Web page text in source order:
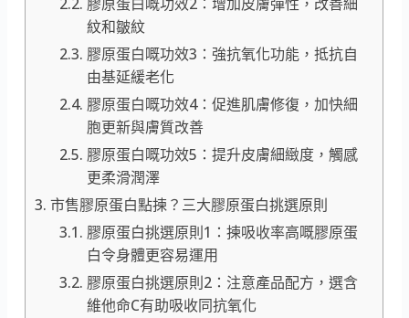
紋和皺紋
膠原蛋白嘅功效3：強抗氧化功能，抵抗自
由基延緩老化
膠原蛋白嘅功效4：促進肌膚修復，加快細
胞更新與膚質改善
膠原蛋白嘅功效5：提升皮膚細緻度，觸感
更柔滑潤澤
市售膠原蛋白點揀？三大膠原蛋白挑選原則
膠原蛋白挑選原則1：揀吸收率高嘅膠原蛋
白令身體更容易運用
膠原蛋白挑選原則2：注意產品配方，選含
維他命C有助吸收同抗氧化